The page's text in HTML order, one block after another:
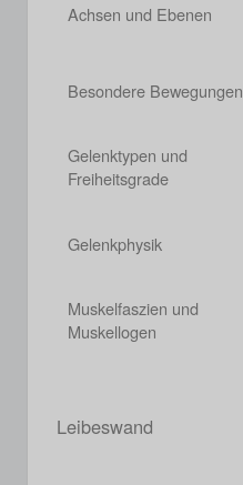
Achsen und Ebenen
Besondere Bewegungen
Gelenktypen und
Freiheitsgrade
Gelenkphysik
Muskelfaszien und
Muskellogen
Leibeswand